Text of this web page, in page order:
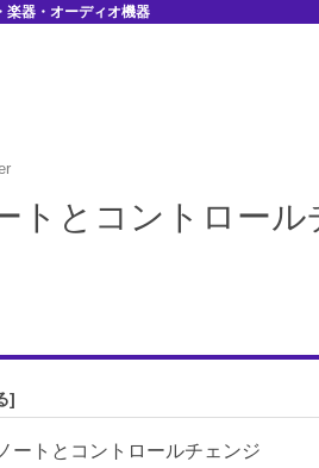
楽器・オーディオ機器
トとコントロール
ートとコントロールチェンジ